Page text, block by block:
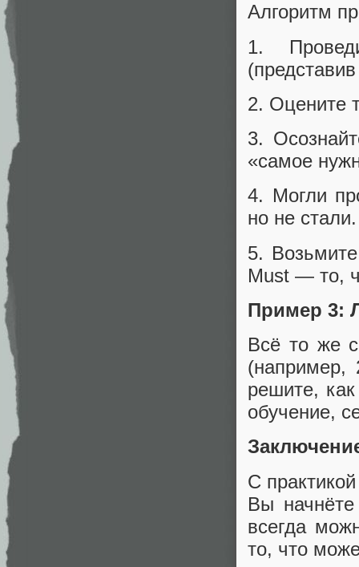
Алгоритм
1.
2. Оцените
3.
«самое
4. Могли
но не
5.
Must — то,
Пример 3:
Всё то же
(например,
решите,
обучение,
С
Вы
всегда
то, что